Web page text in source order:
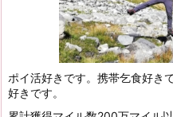
ポイ活好きです。携帯乞食好き
好きです。